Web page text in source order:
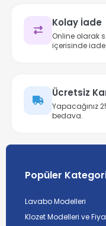
Kolay İade
Online olarak
içerisinde
Ücretsiz
Yapacağınız
bedava.
Popüler
Lavabo Modelleri
Klozet Modelleri ve